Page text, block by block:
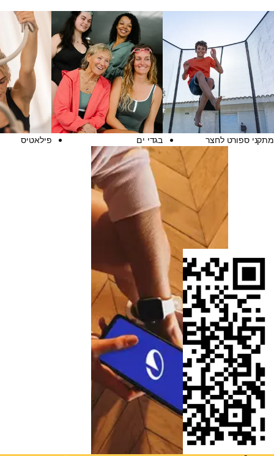
מתקני ספורט לחצר בגדי ים פילאטיס